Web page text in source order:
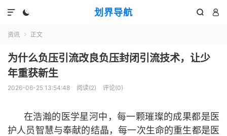
划界导航
  

资讯  正文
为什么负压引流改良负压封闭引流技术，让少
年重获新生
2026-06-25 13:54:48 阅读(2) 评论(0)
在浩瀚的医学星河中，每一颗璀璨的成果都是医
护人员智慧与奉献的结晶，每一次生命的重生都是医